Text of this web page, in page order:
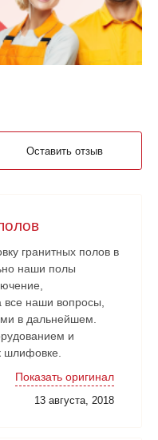
Оставить отзыв
гранитных полов в
наши полы
все наши вопросы,
в дальнейшем.
и
шлифовке.
Работа
Показать оригинал
13 августа, 2018